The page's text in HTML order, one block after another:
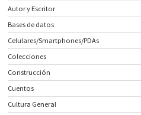
Autor y Escritor
Bases de datos
Celulares/Smartphones/PDAs
Colecciones
Construcción
Cuentos
Cultura General